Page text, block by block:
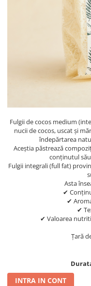
CEAIURI GRECEȘTI
CIOCOLATĂ ȘI CACAO
PRODUSE ROMÂNEȘTI
COSMETICE
REMEDII NATURISTE
TOATE PRODUSELE
Fulgii de cocos medium
nucii de cocos, uscat și
îndepărtarea
Aceștia păstrează
conținutul
Fulgii integrali (full fat)
Asta
✔
✔
✔
✔ Valoarea
Țară
INTRA IN CONT